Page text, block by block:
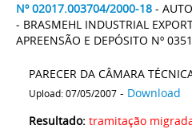
Nº 02017.003704/2000-18 -
- BRASMEHL INDUSTRIAL
APREENSÃO E DEPÓSITO Nº
Upload: 07/05/2007 - Download
Resultado: tramitação